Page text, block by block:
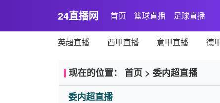
24直播网 首页 篮球直播 足球直播
英超直播 西甲直播 意甲直播 德
现在的位置： 首页 > 委内超直播
委内超直播